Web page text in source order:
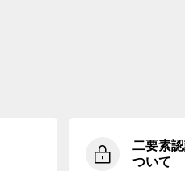
二要素
ついて